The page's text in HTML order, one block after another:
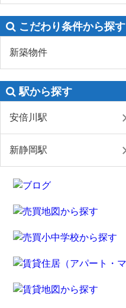
こだわり条件から探す
新築物件
駅から探す
安倍川駅
新静岡駅